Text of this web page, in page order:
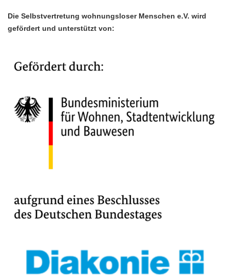
Die Selbstvertretung wohnungsloser Menschen e.V. wird
gefördert und unterstützt von: